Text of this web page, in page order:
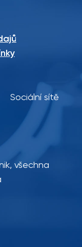
Sociální sítě
všechna